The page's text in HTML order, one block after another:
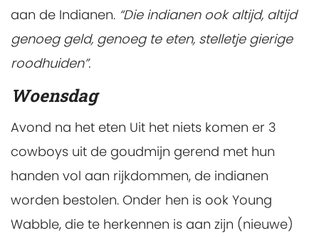
aan de Indianen. “Die indianen ook altijd, altijd
genoeg geld, genoeg te eten, stelletje gierige
roodhuiden”.
Woensdag
Avond na het eten Uit het niets komen er 3
cowboys uit de goudmijn gerend met hun
handen vol aan rijkdommen, de indianen
worden bestolen. Onder hen is ook Young
Wabble, die te herkennen is aan zijn (nieuwe)